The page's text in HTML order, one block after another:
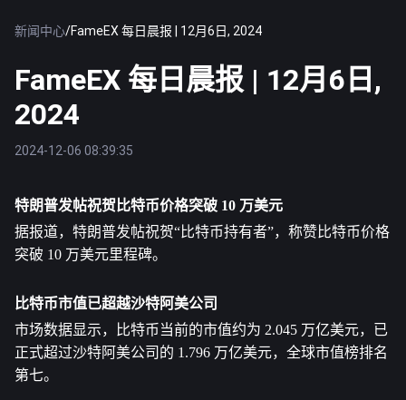
新闻中心/FameEX 每日晨报 | 12月6日, 2024
FameEX 每日晨报 | 12月6日,
2024
2024-12-06 08:39:35
特朗普发帖祝贺 比特币价格突破 10 万美元
据报道，特朗普发帖祝贺“比特币持有者”，称赞比特币价格
突破 10 万美元里程碑。
比特币市值已超越沙特阿美公司
市场数据显示，比特币当前的市值约为 2.045 万亿美元，已
正式超过沙特阿美公司的 1.796 万亿美元，全球市值榜排名
第七。